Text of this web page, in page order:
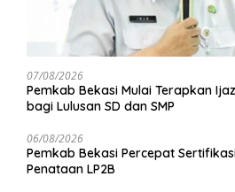
07/08/2026
Pemkab Bekasi Mulai Terapkan
bagi Lulusan SD dan SMP
06/08/2026
Pemkab Bekasi Percepat
Penataan LP2B